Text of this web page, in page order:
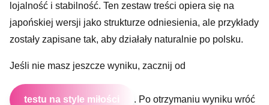
lojalność i stabilność. Ten zestaw treści opiera się na
japońskiej wersji jako strukturze odniesienia, ale przykłady
zostały zapisane tak, aby działały naturalnie po polsku.
Jeśli nie masz jeszcze wyniku, zacznij od
testu na style miłości . Po otrzymaniu wyniku wróć